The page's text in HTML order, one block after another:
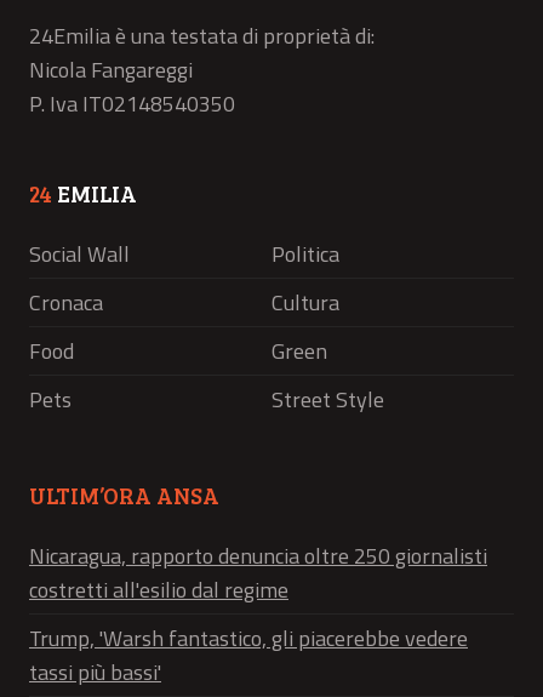
24Emilia è una testata di proprietà di:
Nicola Fangareggi
P. Iva IT02148540350
24 EMILIA
Social Wall
Politica
Cronaca
Cultura
Food
Green
Pets
Street Style
ULTIM’ORA ANSA
Nicaragua, rapporto denuncia oltre 250 giornalisti
costretti all'esilio dal regime
Trump, 'Warsh fantastico, gli piacerebbe vedere
tassi più bassi'